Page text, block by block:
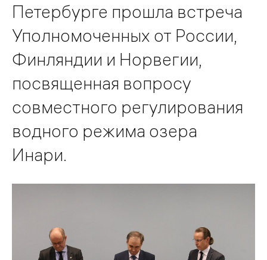
Петербурге прошла встреча
Уполномоченных от России,
Финляндии и Норвегии,
посвященная вопросу
совместного регулирования
водного режима озера
Инари.